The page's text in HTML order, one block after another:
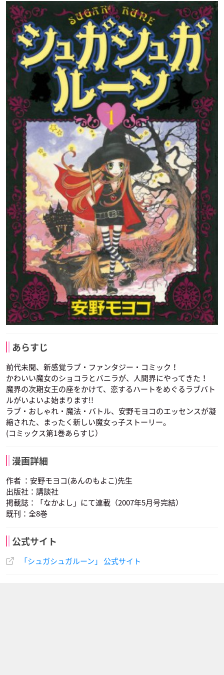
あらすじ
前代未聞、新感覚ラブ・ファンタジー・コミック！
かわいい魔女のショコラとバニラが、人間界にやってきた！
魔界の次期女王の座をかけて、恋するハートをめぐるラブバト
ルがいよいよ始まります!!
ラブ・おしゃれ・魔法・バトル、安野モヨコのエッセンスが凝
縮された、まったく新しい魔女っ子ストーリー。
(コミックス第1巻あらすじ）
漫画詳細
作者 ：安野モヨコ(あんのもよこ)先生
出版社：講談社
掲載誌：「なかよし」にて連載（2007年5月号完結）
既刊：全8巻
公式サイト
「シュガシュガルーン」 公式サイト